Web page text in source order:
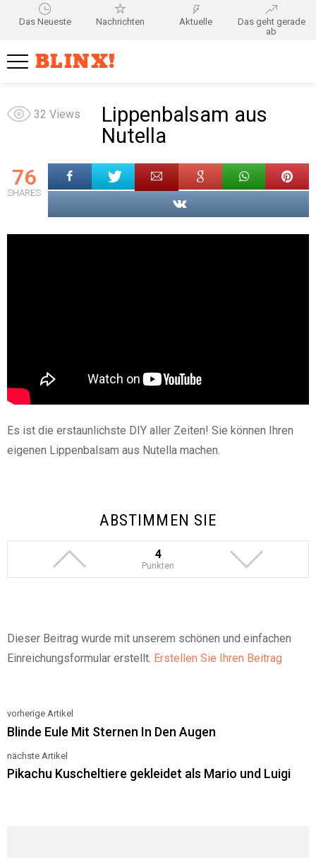
Das Neueste Nachrichten Aktuelle
Das geht gerade
ab
BLINX!
32 Views
Lippenbalsam aus
Nutella
76
SHARES
Es ist die erstaunlichste DIY aller Zeiten! Sie können Ihren
eigenen Lippenbalsam aus Nutella machen.
ABSTIMMEN SIE
4
Punkten
Dieser Beitrag wurde mit unserem schönen und einfachen
Einreichungsformular erstellt. Erstellen Sie Ihren Beitrag
See
more
vorherige Artikel
Blinde Eule Mit Sternen In Den Augen
nächste Artikel
Pikachu Kuscheltiere gekleidet als Mario und Luigi